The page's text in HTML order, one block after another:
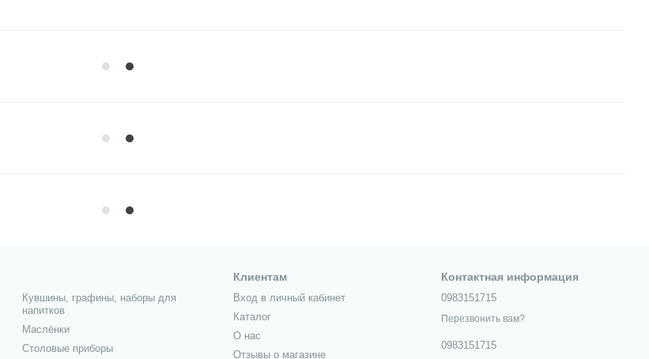
Кувшины, графины, наборы для
напитков
Маслёнки
Столовые приборы
Клиентам
Вход в личный кабинет
Каталог
О нас
Отзывы о магазине
Контактная информация
0983151715
Перезвонить вам?
0983151715